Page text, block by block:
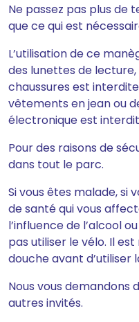
Ne passez pas plus de
que ce qui est
L’utilisation de ce
des lunettes de
chaussures est
vêtements en jean ou
électronique est
Pour des raisons de
dans tout le parc.
Si vous êtes malade, si
de santé qui vous
l’influence de l’alcool
pas utiliser le vélo. Il
douche avant d’utiliser
Nous vous demandons
autres invités.